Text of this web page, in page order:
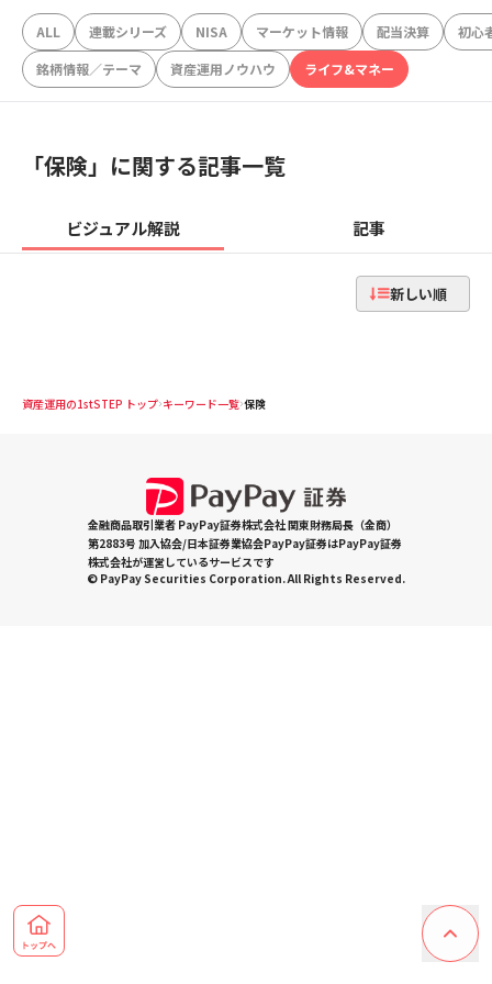
ALL 連載シリーズ NISA マーケット情報 配当決算
初心
銘柄情報／テーマ
資産運用ノウハウ ライフ&マネー
「保険」に関する記事一覧
ビジュアル解説 記事
新しい順
資産運用の1stSTEP トップ キーワード一覧 保険
金融商品取引業者 PayPay証券株式会社 関東財務局長（金商）
第2883号 加入協会/日本証券業協会PayPay証券はPayPay証券
株式会社が運営しているサービスです
© PayPay Securities Corporation. All Rights Reserved.